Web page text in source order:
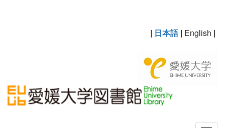
| 日本語| English |